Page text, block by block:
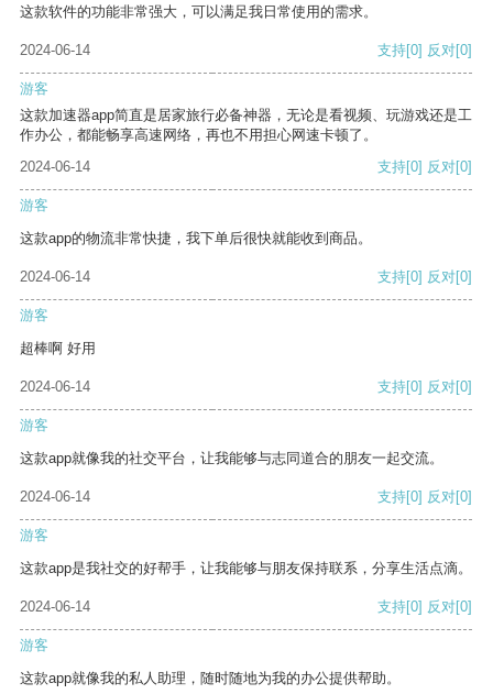
这款软件的功能非常强大，可以满足我日常使用的需求。
2024-06-14 支持[0] 反对[0]
游客
这款加速器app简直是居家旅行必备神器，无论是看视频、玩游戏还是工
作办公，都能畅享高速网络，再也不用担心网速卡顿了。
2024-06-14
支持[0] 反对[0]
游客
这款app的物流非常快捷，我下单后很快就能收到商品。
2024-06-14 支持[0] 反对[0]
游客
超棒啊 好用
2024-06-14 支持[0] 反对[0]
游客
这款app就像我的社交平台，让我能够与志同道合的朋友一起交流。
2024-06-14 支持[0] 反对[0]
游客
这款app是我社交的好帮手，让我能够与朋友保持联系，分享生活点滴。
2024-06-14 支持[0] 反对[0]
游客
这款app就像我的私人助理，随时随地为我的办公提供帮助。